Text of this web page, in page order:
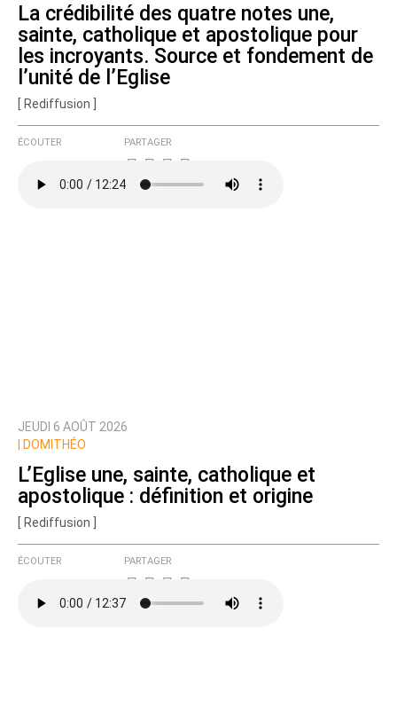
Courriel (non publié)
Ajoutez votre commentaire ici
Texte de votre message
Prévenez-moi de tous les nouveaux commentaires
La crédibilité des quatre notes une,
sainte, catholique et apostolique pour
les incroyants. Source et fondement de
l’unité de l’Eglise
[ Rediffusion ]
ÉCOUTER PARTAGER
JEUDI 6 AOÛT 2026
DOMITHÉO
L’Eglise une, sainte, catholique et
apostolique : définition et origine
[ Rediffusion ]
ÉCOUTER PARTAGER